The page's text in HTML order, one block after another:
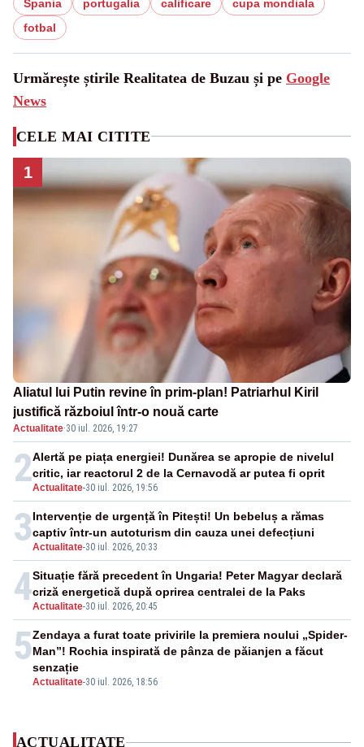
Spania portugalia calificare
cupa mondiala
fotbal
Urmărește știrile Realitatea de Buzau și pe Google
News
CELE MAI CITITE
1
Aliatul lui Putin revine în prim-plan! Patriarhul Kiril
justifică războiul într-o nouă carte
Actualitate·30 iul. 2026, 19:27
2Actualitate-30 iul. 2026, 19:56
Alertă pe piața energiei! Dunărea se apropie de nivelul
critic, iar reactorul 2 de la Cernavodă ar putea fi oprit
3Actualitate-30 iul. 2026, 20:33
Intervenție de urgență în Pitești! Un bebeluș a rămas
captiv într-un autoturism din cauza unei defecțiuni
4Actualitate-30 iul. 2026, 20:45
Situație fără precedent în Ungaria! Peter Magyar declară
criză energetică după oprirea centralei de la Paks
5
Actualitate-30 iul. 2026, 18:56
Zendaya a furat toate privirile la premiera noului „Spider-
Man”! Rochia inspirată de pânza de păianjen a făcut
senzație
ACTUALITATE